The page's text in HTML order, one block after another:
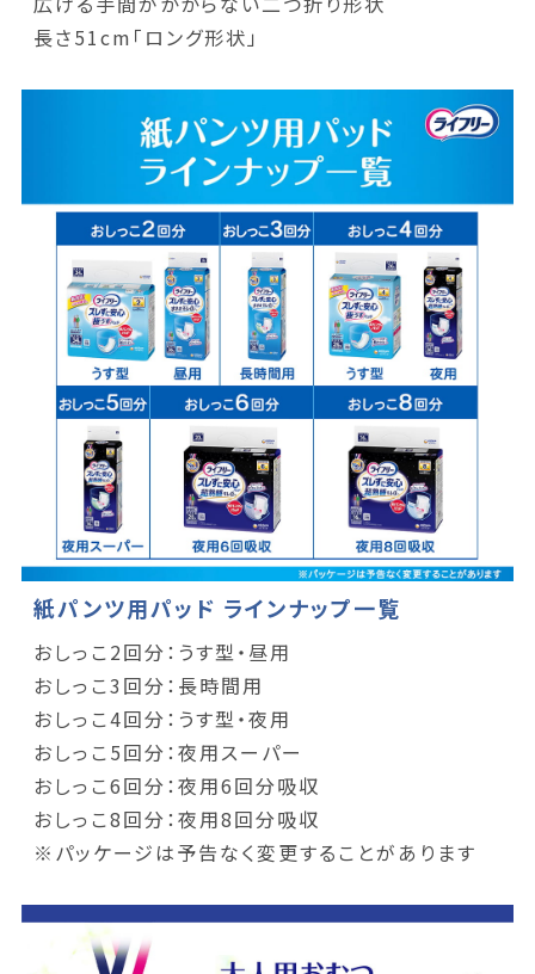
長さ51cm「ロング形状」
紙パンツ用パッド ラインナップ一覧
おしっこ2回分：うす型・昼用
おしっこ3回分：長時間用
おしっこ4回分：うす型・夜用
おしっこ5回分：夜用スーパー
おしっこ6回分：夜用6回分吸収
おしっこ8回分：夜用8回分吸収
※パッケージは予告なく変更することがあります